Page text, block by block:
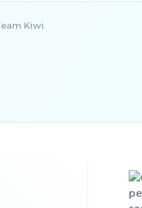
Kiwi